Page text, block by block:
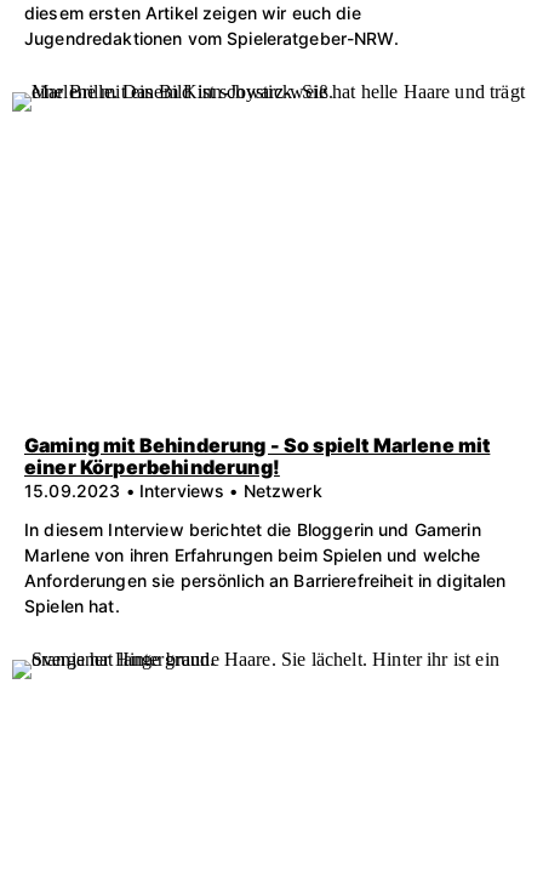
diesem ersten Artikel zeigen wir euch die
Jugendredaktionen vom Spieleratgeber-NRW.
Gaming mit Behinderung - So spielt Marlene mit
einer Körperbehinderung!
15.09.2023 • Interviews • Netzwerk
In diesem Interview berichtet die Bloggerin und Gamerin
Marlene von ihren Erfahrungen beim Spielen und welche
Anforderungen sie persönlich an Barrierefreiheit in digitalen
Spielen hat.